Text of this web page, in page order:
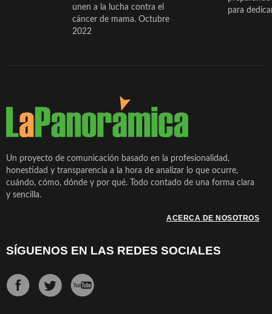
unen a la lucha contra el
cáncer de mama. Octubre
2022
para
Un proyecto de comunicación basado en la profesionalidad,
honestidad y transparencia a la hora de analizar lo que ocurre,
cuándo, cómo, dónde y por qué. Todo contado de una forma clara
y sencilla.
ACERCA DE NOSOTROS
SÍGUENOS EN LAS REDES SOCIALES